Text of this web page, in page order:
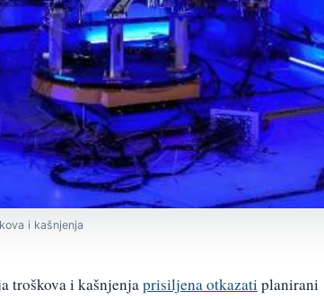
i kašnjenja
troškova i kašnjenja prisiljena otkazati planirani